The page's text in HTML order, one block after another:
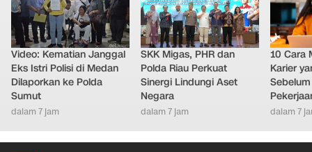
Video: Kematian Janggal
Eks Istri Polisi di Medan
Dilaporkan ke Polda
Sumut
dalam 7 jam
SKK Migas, PHR dan
Polda Riau Perkuat
Sinergi Lindungi Aset
Negara
dalam 7 jam
10 Cara
Karier
dalam 7